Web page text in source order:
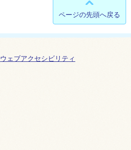
ページの先頭へ戻る
ウェブアクセシビリティ